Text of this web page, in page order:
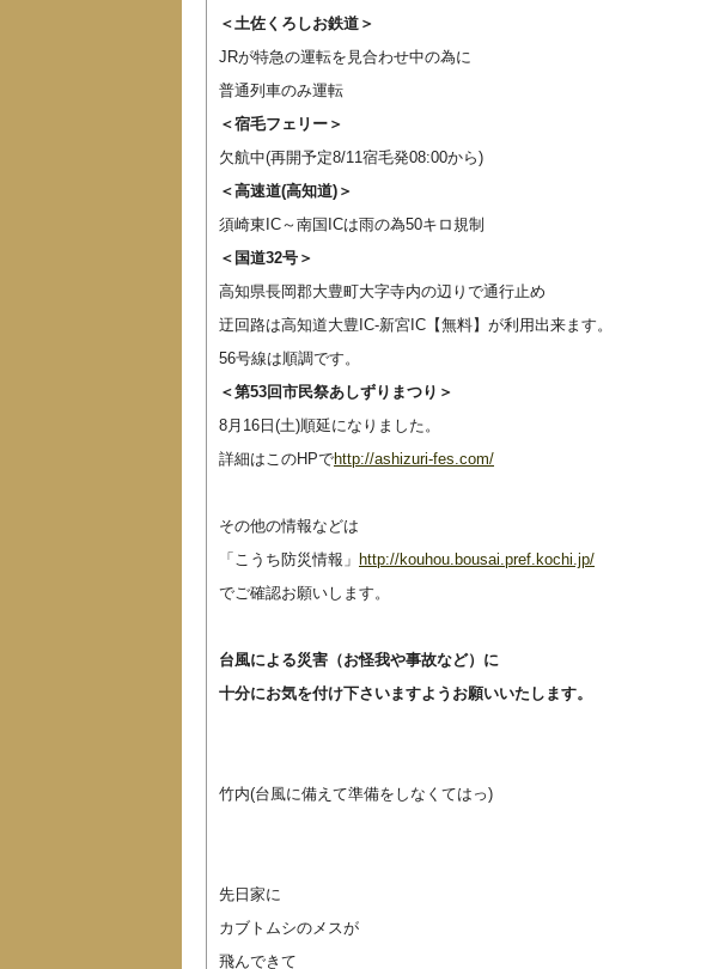
＜土佐くろしお鉄道＞
JRが特急の運転を見合わせ中の為に
普通列車のみ運転
＜宿毛フェリー＞
欠航中(再開予定8/11宿毛発08:00から)
＜高速道(高知道)＞
須崎東IC～南国ICは雨の為50キロ規制
＜国道32号＞
高知県長岡郡大豊町大字寺内の辺りで通行止め
迂回路は高知道大豊IC-新宮IC【無料】が利用出来ます。
56号線は順調です。
＜第53回市民祭あしずりまつり＞
8月16日(土)順延になりました。
詳細はこのHPでhttp://ashizuri-fes.com/
その他の情報などは
「こうち防災情報」 http://kouhou.bousai.pref.kochi.jp/
でご確認お願いします。
台風による災害（お怪我や事故など）に
十分にお気を付け下さいますようお願いいたします。
竹内(台風に備えて準備をしなくてはっ)
先日家に
カブトムシのメスが
飛んできて